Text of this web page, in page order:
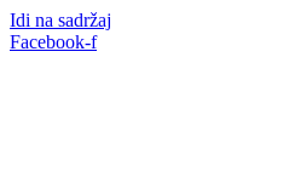
Idi na sadržaj
Facebook-f